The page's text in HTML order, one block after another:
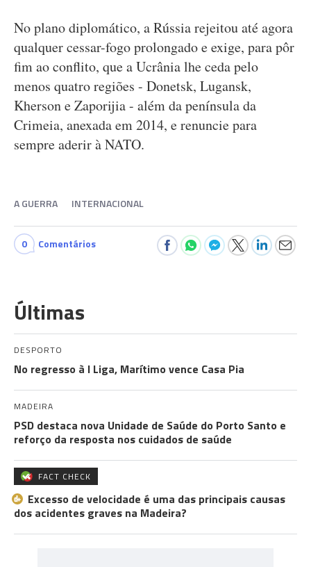
No plano diplomático, a Rússia rejeitou até agora
qualquer cessar-fogo prolongado e exige, para pôr
fim ao conflito, que a Ucrânia lhe ceda pelo
menos quatro regiões - Donetsk, Lugansk,
Kherson e Zaporijia - além da península da
Crimeia, anexada em 2014, e renuncie para
sempre aderir à NATO.
A GUERRA INTERNACIONAL
0 Comentários
Últimas
DESPORTO
No regresso à I Liga, Marítimo vence Casa Pia
MADEIRA
PSD destaca nova Unidade de Saúde do Porto Santo e
reforço da resposta nos cuidados de saúde
FACT CHECK
Excesso de velocidade é uma das principais causas
dos acidentes graves na Madeira?